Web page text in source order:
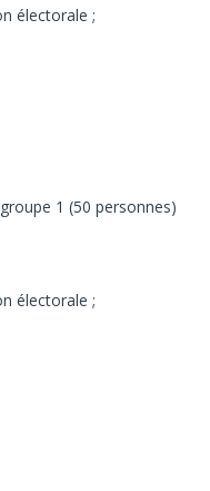
électorale ;
1 (50 personnes)
électorale ;